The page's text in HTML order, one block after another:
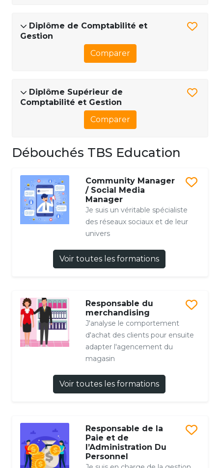
Diplôme de Comptabilité et
Gestion
Comparer
Diplôme Supérieur de
Comptabilité et Gestion
Comparer
Débouchés TBS Education
Community Manager
/ Social Media
Manager
Je suis un véritable spécialiste
des réseaux sociaux et de leur
univers
Voir toutes les formations
Responsable du
merchandising
J'analyse le comportement
d'achat des clients pour ensuite
adapter l'agencement du
magasin
Voir toutes les formations
Responsable de la
Paie et de
l’Administration Du
Personnel